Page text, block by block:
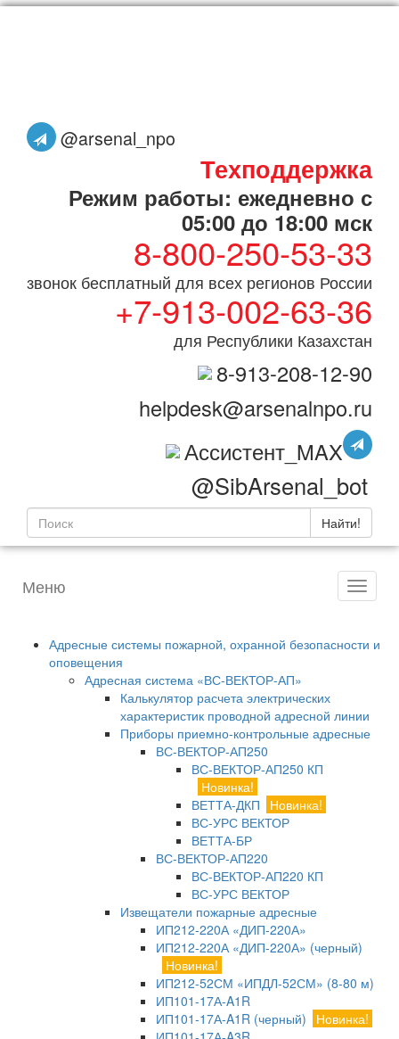
@arsenal_npo
Техподдержка
Режим работы: ежедневно с
05:00 до 18:00 мск
8-800-250-53-33
звонок бесплатный для всех регионов России
+7-913-002-63-36
для Республики Казахстан
8-913-208-12-90
helpdesk@arsenalnpo.ru
Ассистент_MAX
@SibArsenal_bot
Найти!
Меню
Адресные системы пожарной, охранной безопасности и
оповещения
Адресная система «ВС-ВЕКТОР-АП»
Калькулятор расчета электрических
характеристик проводной адресной линии
Приборы приемно-контрольные адресные
ВС-ВЕКТОР-АП250
ВС-ВЕКТОР-АП250 КП
Новинка!
ВЕТТА-ДКП
Новинка!
ВС-УРС ВЕКТОР
ВЕТТА-БР
ВС-ВЕКТОР-АП220
ВС-ВЕКТОР-АП220 КП
ВС-УРС ВЕКТОР
Извещатели пожарные адресные
ИП212-220А «ДИП-220А»
ИП212-220А «ДИП-220А» (черный)
Новинка!
ИП212-52СМ «ИПДЛ-52СМ» (8-80 м)
ИП101-17А-A1R
ИП101-17А-A1R (черный)
Новинка!